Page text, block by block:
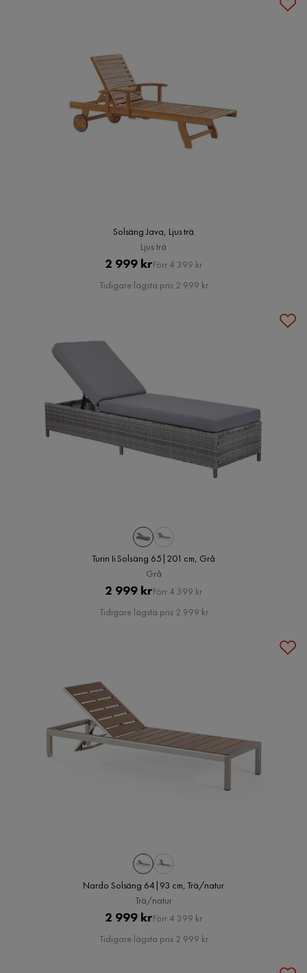
Solsäng Java, Ljus trä
Ljus trä
Pris
2 999 krOriginal
Pris
Förr 4 399 kr
Tidigare lägsta pris 2 999 kr
Turin Ii Solsäng 65|201 cm, Grå
Grå
Pris
2 999 krOriginal
Pris
Förr 4 399 kr
Tidigare lägsta pris 2 999 kr
Nardo Solsäng 64|93 cm, Trä/natur
Trä/natur
Pris
2 999 krOriginal
Pris
Förr 4 399 kr
Tidigare lägsta pris 2 999 kr